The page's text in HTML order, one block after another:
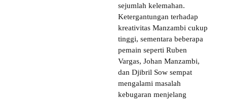
sejumlah kelemahan.
Ketergantungan terhadap
kreativitas Manzambi cukup
tinggi, sementara beberapa
pemain seperti Ruben
Vargas, Johan Manzambi,
dan Djibril Sow sempat
mengalami masalah
kebugaran menjelang